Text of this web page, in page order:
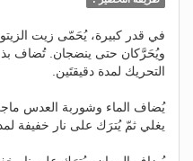
في قدر كبيرة، يُحَمّى زيت
ويُحَرَّكان حتى ينضجان. تُضاف
التحريك لمدة دقيقتَين.
يُضاف الماء وشوربة العدس
يغلي ثمّ يُترَك على نار خفيفة لمدة 8